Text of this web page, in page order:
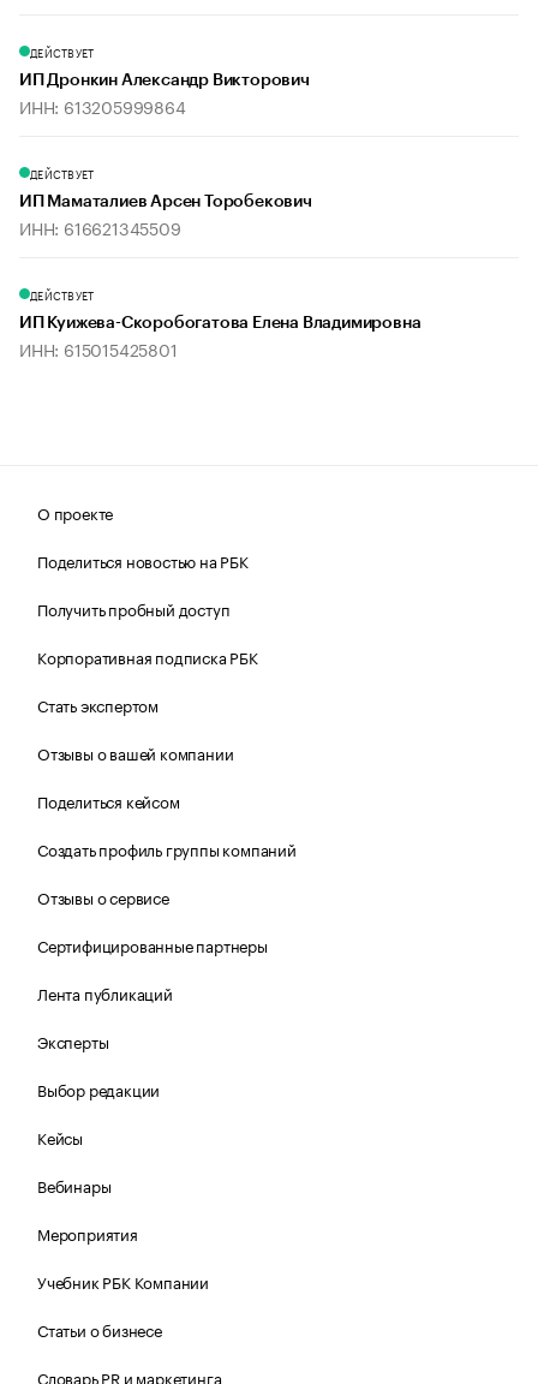
ДЕЙСТВУЕТ
ИП Дронкин Александр Викторович
ИНН: 613205999864
ДЕЙСТВУЕТ
ИП Маматалиев Арсен Торобекович
ИНН: 616621345509
ДЕЙСТВУЕТ
ИП Куижева-Скоробогатова Елена Владимировна
ИНН: 615015425801
О проекте
Поделиться новостью на РБК
Получить пробный доступ
Корпоративная подписка РБК
Стать экспертом
Отзывы о вашей компании
Поделиться кейсом
Создать профиль группы компаний
Отзывы о сервисе
Сертифицированные партнеры
Лента публикаций
Эксперты
Выбор редакции
Кейсы
Вебинары
Мероприятия
Учебник РБК Компании
Статьи о бизнесе
Словарь PR и маркетинга